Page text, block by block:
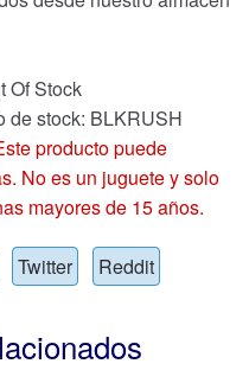
Of Stock
de stock: BLKRUSH
producto puede
No es un juguete y solo
mayores de 15 años.
Twitter Reddit